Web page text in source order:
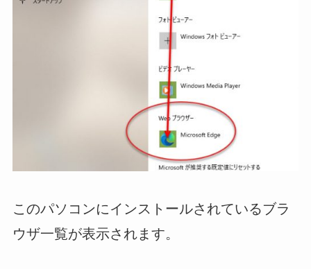
このパソコンにインストールされているブラ
ウザ一覧が表示されます。